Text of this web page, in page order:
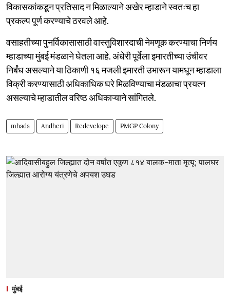
विकासकांकडून प्रतिसाद न मिळाल्याने अखेर म्हाडाने स्वतःच हा
प्रकल्प पूर्ण करण्याचे ठरवले आहे.
वसाहतीच्या पुनर्विकासासाठी वास्तुविशारदाची नेमणूक करण्याचा निर्णय
म्हाडाच्या मुंबई मंडळाने घेतला आहे. अंधेरी पूर्वेला इमारतीच्या उंचीवर
निर्बंध असल्याने या ठिकाणी १६ मजली इमारती उभारून यामधून म्हाडाला
विक्री करण्यासाठी अधिकाधिक घरे मिळविण्याचा मंडळाचा प्रयत्न
असल्याचे म्हाडातील वरिष्ठ अधिकाऱ्याने सांगितले.
mhada Andheri Redevelope PMGP Colony
मुंबई